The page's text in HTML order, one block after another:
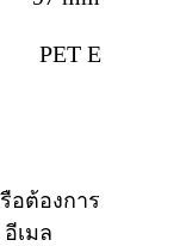
E
อต้องการ
เมล